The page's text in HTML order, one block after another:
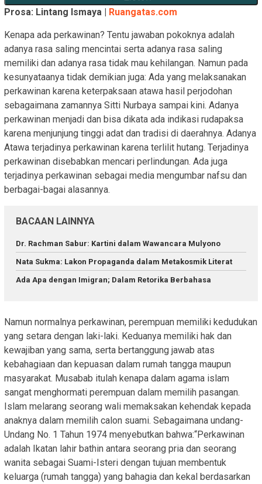
Prosa: Lintang Ismaya | Ruangatas.com
Kenapa ada perkawinan? Tentu jawaban pokoknya adalah
adanya rasa saling mencintai serta adanya rasa saling
memiliki dan adanya rasa tidak mau kehilangan. Namun pada
kesunyataanya tidak demikian juga: Ada yang melaksanakan
perkawinan karena keterpaksaan atawa hasil perjodohan
sebagaimana zamannya Sitti Nurbaya sampai kini. Adanya
perkawinan menjadi dan bisa dikata ada indikasi rudapaksa
karena menjunjung tinggi adat dan tradisi di daerahnya. Adanya
Atawa terjadinya perkawinan karena terlilit hutang. Terjadinya
perkawinan disebabkan mencari perlindungan. Ada juga
terjadinya perkawinan sebagai media mengumbar nafsu dan
berbagai-bagai alasannya.
BACAAN LAINNYA
Dr. Rachman Sabur: Kartini dalam Wawancara Mulyono
Nata Sukma: Lakon Propaganda dalam Metakosmik Literat
Ada Apa dengan Imigran; Dalam Retorika Berbahasa
Namun normalnya perkawinan, perempuan memiliki kedudukan
yang setara dengan laki-laki. Keduanya memiliki hak dan
kewajiban yang sama, serta bertanggung jawab atas
kebahagiaan dan kepuasan dalam rumah tangga maupun
masyarakat. Musabab itulah kenapa dalam agama islam
sangat menghormati perempuan dalam memilih pasangan.
Islam melarang seorang wali memaksakan kehendak kepada
anaknya dalam memilih calon suami. Sebagaimana undang-
Undang No. 1 Tahun 1974 menyebutkan bahwa:“Perkawinan
adalah Ikatan lahir bathin antara seorang pria dan seorang
wanita sebagai Suami-Isteri dengan tujuan membentuk
keluarga (rumah tangga) yang bahagia dan kekal berdasarkan